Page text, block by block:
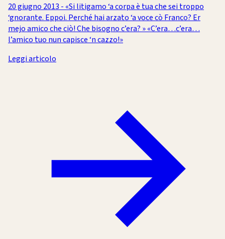
20 giugno 2013 - «Si litigamo ‘a corpa è tua che sei troppo
‘gnorante. Eppoi. Perché hai arzato ‘a voce cò Franco? Er
mejo amico che ciò! Che bisogno c’era? » «C’era…c’era…
l’amico tuo nun capisce ‘n cazzo!»
Leggi articolo